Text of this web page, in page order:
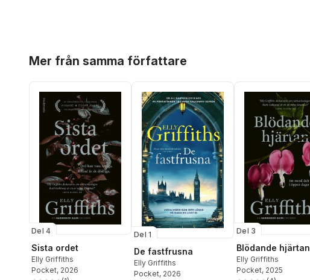
Mer från samma författare
Del 4
Sista ordet
Elly Griffiths
Pocket, 2026
Del 1
De fastfrusna
Elly Griffiths
Pocket, 2026
Del 3
Blödande hjärtan
Elly Griffiths
Pocket, 2025